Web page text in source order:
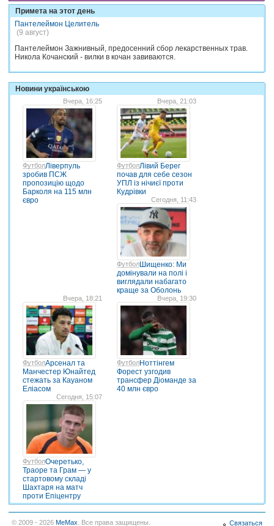
Примета на этот день
Пантелеймон Целитель
(9 август)
Пантелеймон Зажнивный, предосенний сбор лекарственных трав.
Никола Кочанский - вилки в кочан завиваются.
Новини українською
Вчера, 16:25
ФутболЛіверпуль
зробив ПСЖ
пропозицію щодо
Барколя на 115 млн
євро
Вчера, 21:03
ФутболЛівий Берег
почав для себе сезон
УПЛ із нічиєї проти
Кудрівки
Сегодня, 11:43
ФутболШищенко: Ми
домінували на полі і
виглядали набагато
краще за Оболонь
Вчера, 18:21
ФутболАрсенал та
Манчестер Юнайтед
стежать за Кауаном
Еліасом
Вчера, 19:30
ФутболНоттінгем
Форест узгодив
трансфер Діоманде за
40 млн євро
Сегодня, 15:07
ФутболОчеретько,
Траоре та Грам — у
стартовому складі
Шахтаря на матч
проти Епіцентру
© 2009 - 2026 MeMax . Все права защищены.
Связаться